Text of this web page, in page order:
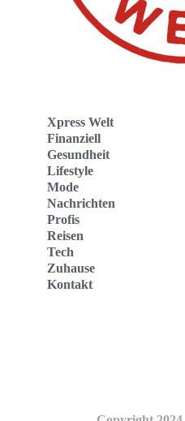
Xpress Welt
Finanziell
Gesundheit
Lifestyle
Mode
Nachrichten
Profis
Reisen
Tech
Zuhause
Kontakt